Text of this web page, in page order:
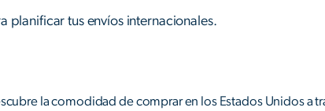
planificar tus envíos internacionales.
la comodidad de comprar en los Estados Unidos a